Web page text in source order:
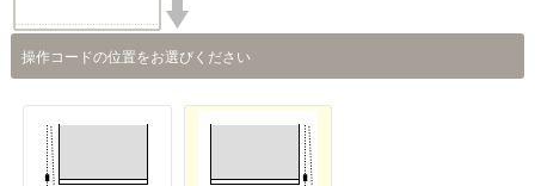
操作コードの位置をお選びください